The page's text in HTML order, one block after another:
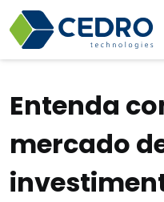
Entenda
mercado